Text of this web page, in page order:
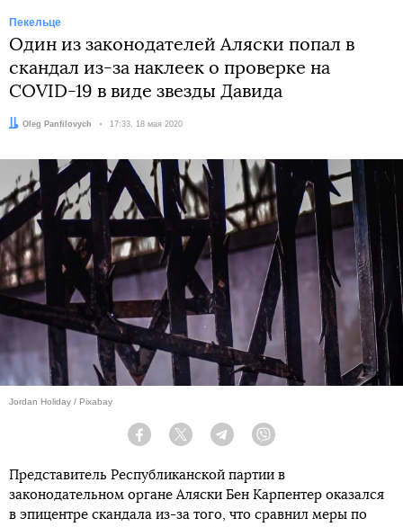
Пекельце
Один из законодателей Аляски попал в
скандал из-за наклеек о проверке на
COVID-19 в виде звезды Давида
Автор:
Oleg Panfilovych Дата:
17:33, 18 мая 2020
Jordan Holiday / Pixabay
Facebook Twitter Telegram
Представитель Республиканской партии в
законодательном органе Аляски Бен Карпентер оказался
в эпицентре скандала из-за того, что сравнил меры по